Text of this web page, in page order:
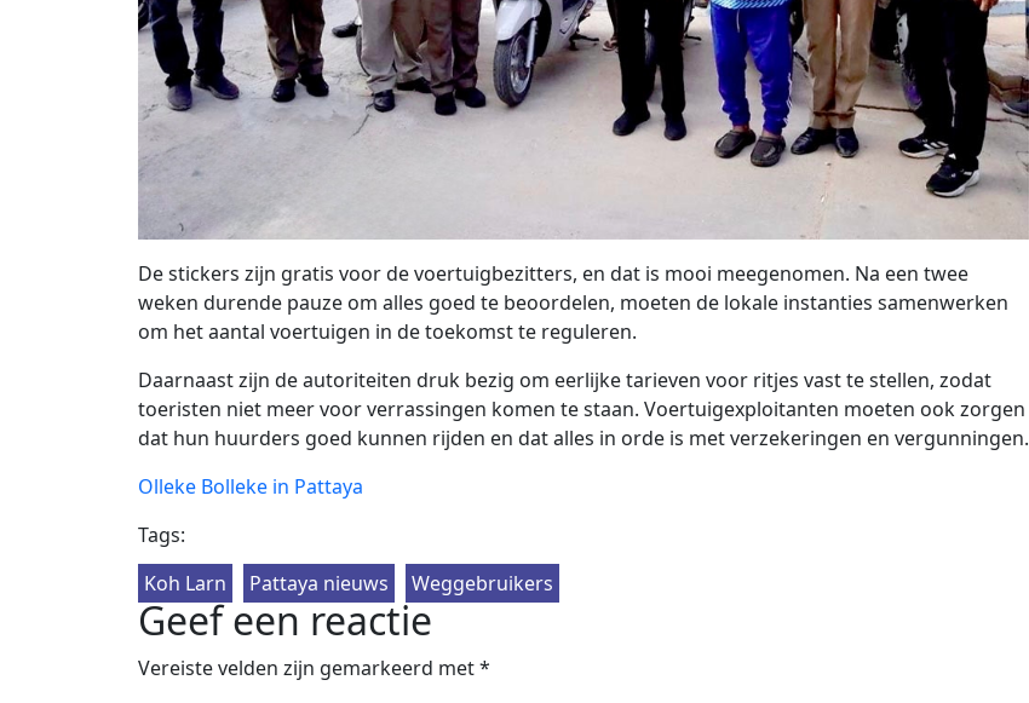
De stickers zijn gratis voor de voertuigbezitters, en dat is mooi meegenomen. Na een twee
weken durende pauze om alles goed te beoordelen, moeten de lokale instanties samenwerken
om het aantal voertuigen in de toekomst te reguleren.
Daarnaast zijn de autoriteiten druk bezig om eerlijke tarieven voor ritjes vast te stellen, zodat
toeristen niet meer voor verrassingen komen te staan. Voertuigexploitanten moeten ook zorgen
dat hun huurders goed kunnen rijden en dat alles in orde is met verzekeringen en vergunningen.
Olleke Bolleke in Pattaya
Tags:
Koh Larn
Pattaya nieuws Weggebruikers
Geef een reactie
Vereiste velden zijn gemarkeerd met*